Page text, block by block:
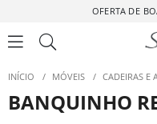
OFERTA DE
INÍCIO / MÓVEIS / CADEIRAS E
BANQUINHO